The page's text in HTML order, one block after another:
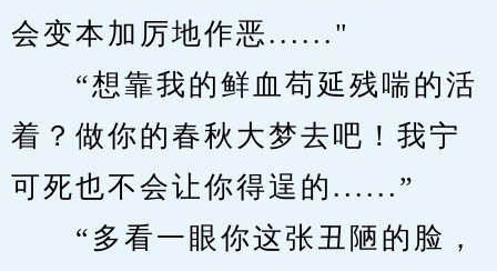
会变本加厉地作恶......"
“想靠我的鲜血苟延残喘的活
着？做你的春秋大梦去吧！我宁
可死也不会让你得逞的......”
“多看一眼你这张丑陋的脸，